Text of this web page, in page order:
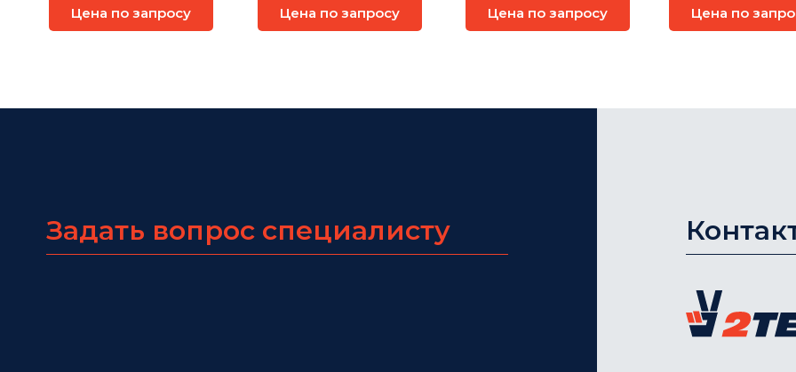
Цена по запросу Цена по запросу Цена по запросу Цена по
Задать вопрос специалисту